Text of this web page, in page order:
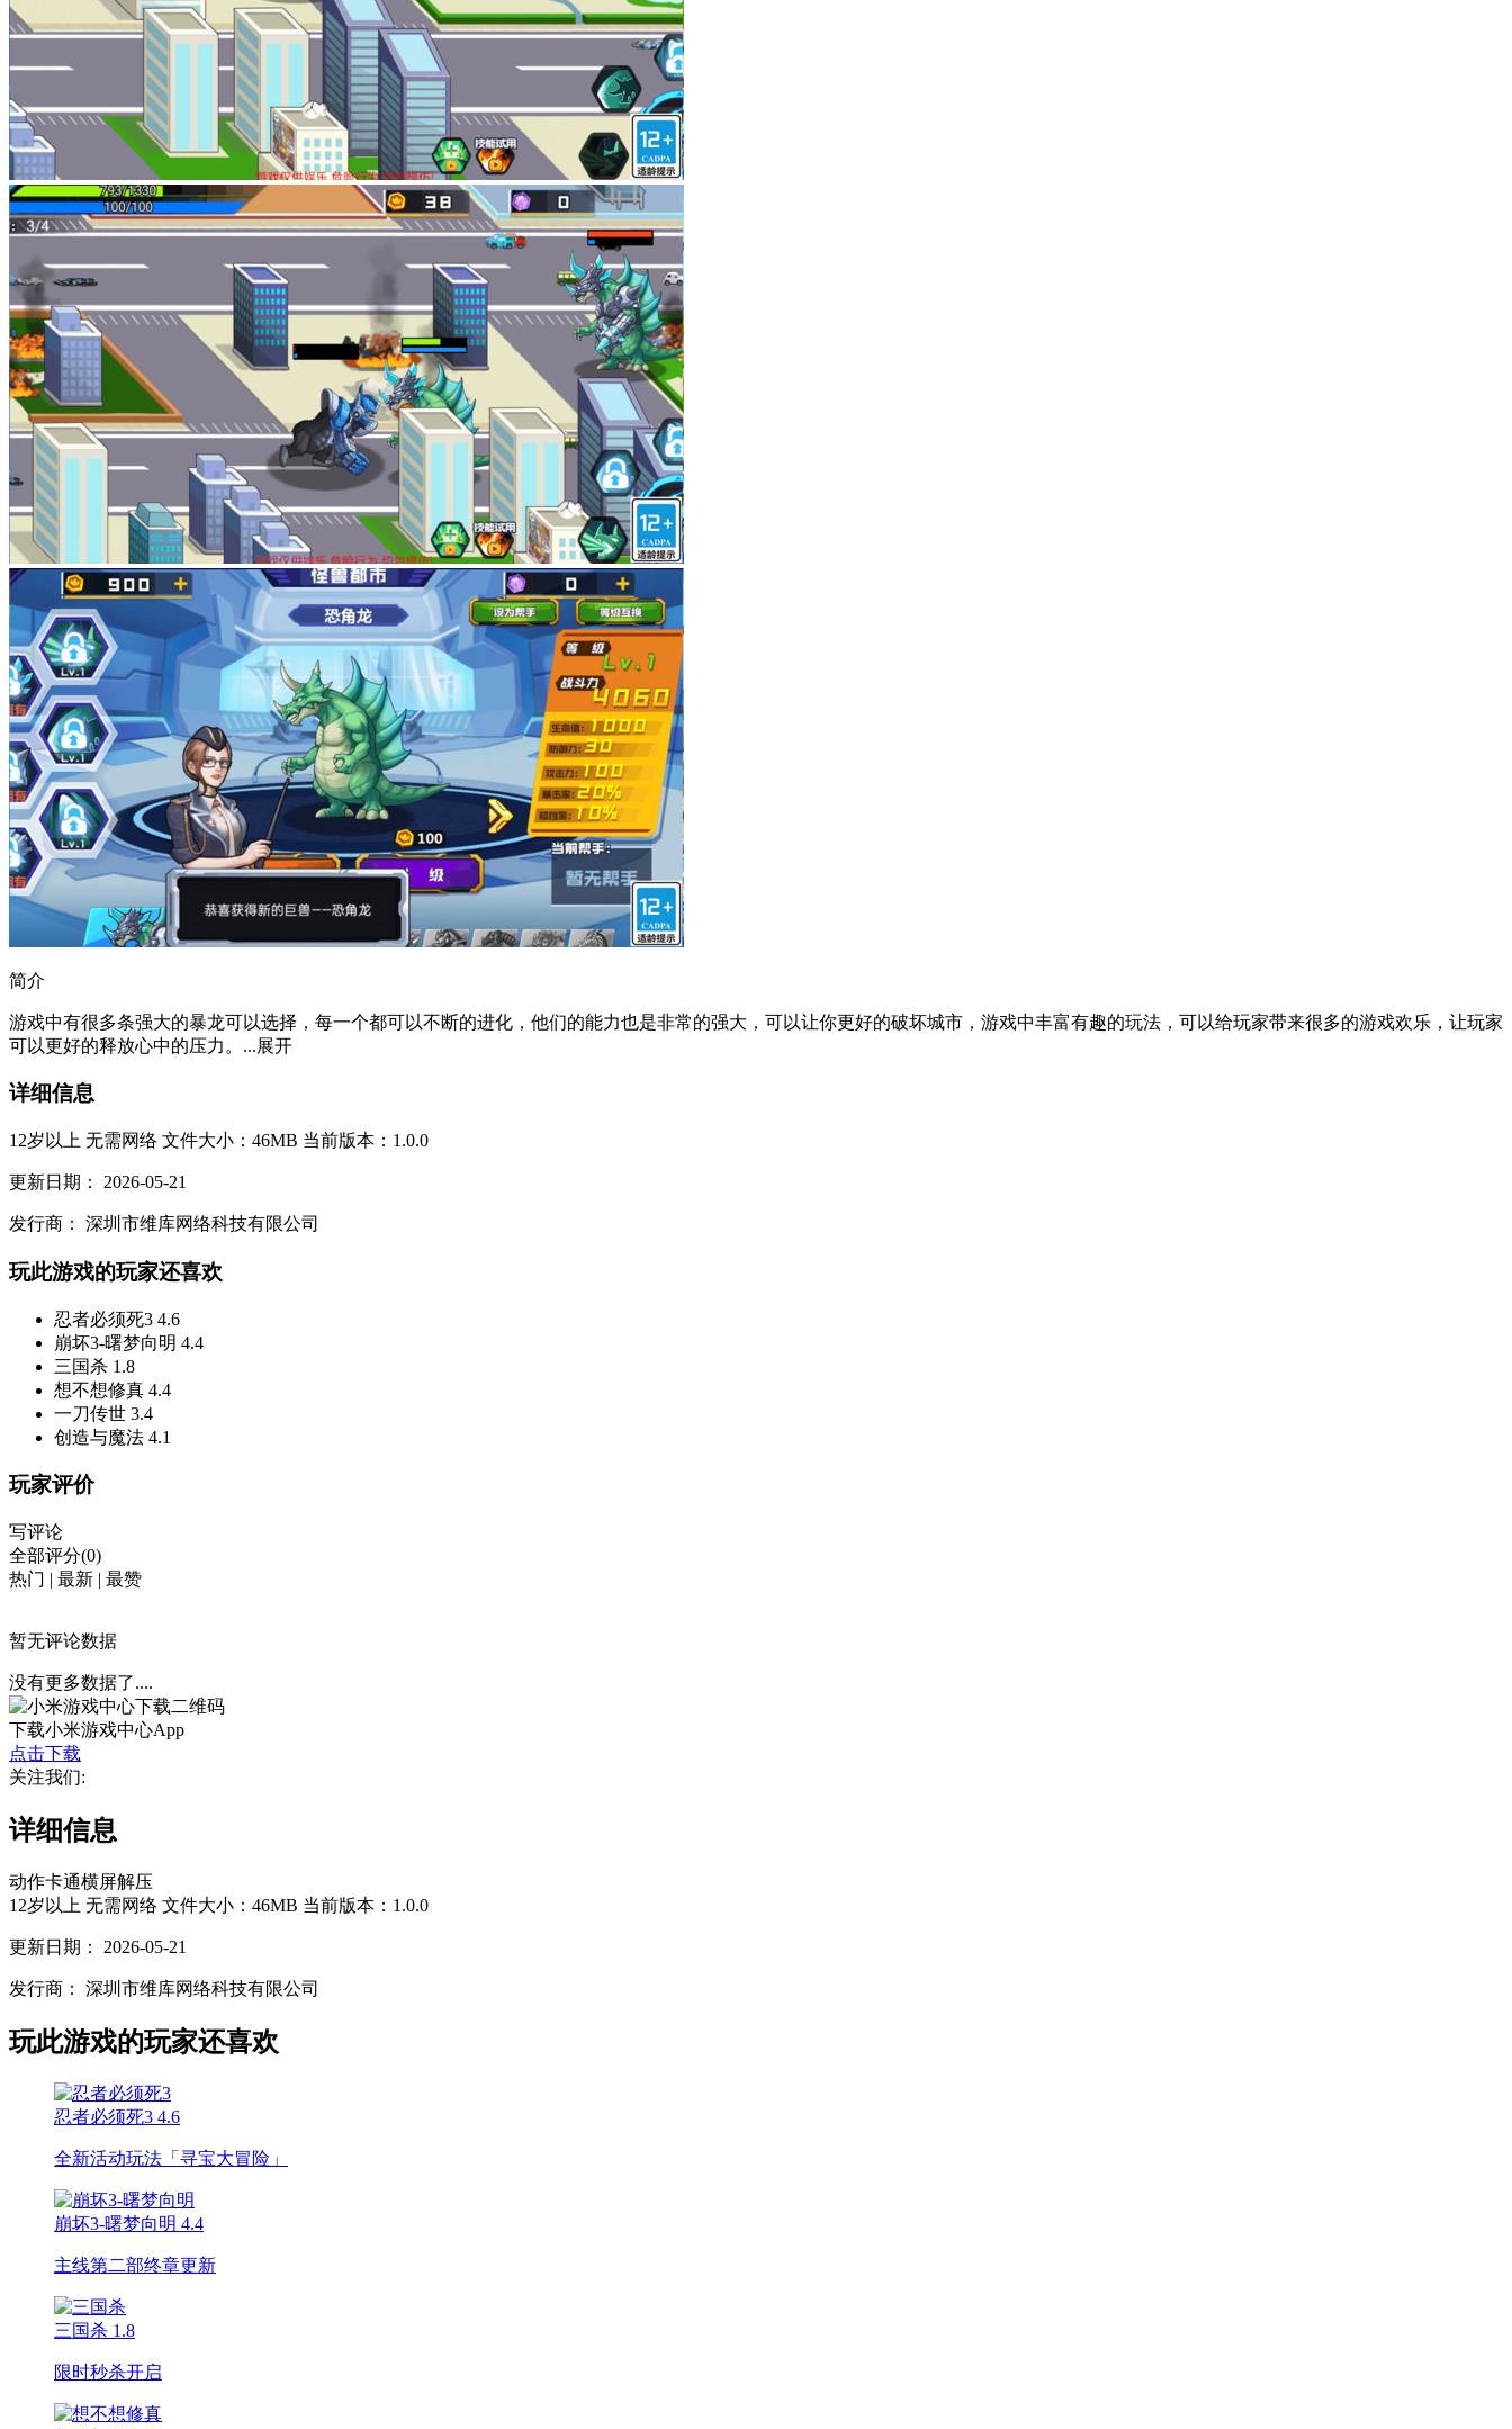
简介
游戏中有很多条强大的暴龙可以选择，每一个都可以不断的进化，他们的能力也是非常的强大，可以让你更好的破坏城市，游戏中丰富有趣的玩法，可以给玩家带来很多的游戏欢乐，让玩家
可以更好的释放心中的压力。...展开
详细信息
12岁以上 无需网络 文件大小：46MB 当前版本：1.0.0
更新日期： 2026-05-21
发行商： 深圳市维库网络科技有限公司
玩此游戏的玩家还喜欢
忍者必须死3 4.6
崩坏3-曙梦向明 4.4
三国杀 1.8
想不想修真 4.4
一刀传世 3.4
创造与魔法 4.1
玩家评价
写评论
全部评分(0)
热门 | 最新 | 最赞
暂无评论数据
没有更多数据了....
下载小米游戏中心App
点击下载
关注我们:
详细信息
动作卡通横屏解压
12岁以上 无需网络 文件大小：46MB 当前版本：1.0.0
更新日期： 2026-05-21
发行商： 深圳市维库网络科技有限公司
玩此游戏的玩家还喜欢
忍者必须死3 4.6
全新活动玩法「寻宝大冒险」
崩坏3-曙梦向明 4.4
主线第二部终章更新
三国杀 1.8
限时秒杀开启